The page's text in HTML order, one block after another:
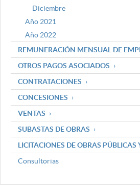
Diciembre
Año 2021
Año 2022
REMUNERACIÓN MENSUAL DE
OTROS PAGOS ASOCIADOS
CONTRATACIONES
CONCESIONES
VENTAS
SUBASTAS DE OBRAS
LICITACIONES DE OBRAS PÚBLICAS
Consultorias